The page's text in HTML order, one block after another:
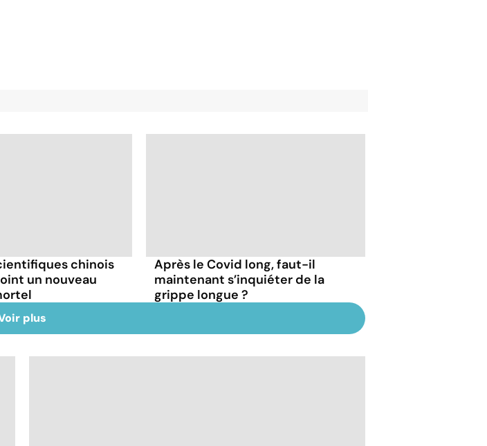
chinois
un nouveau
Après le Covid long, faut-il
maintenant s’inquiéter de la
grippe longue ?
plus